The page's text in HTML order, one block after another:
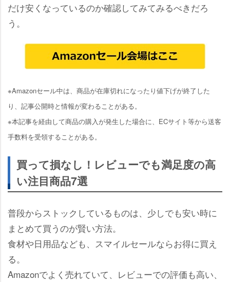
だけ安くなっているのか確認してみてみるべきだろ
う。
※Amazonセール中は、商品が在庫切れになったり値下げが終了した
り、記事公開時と情報が変わることがある。
※本記事を経由して商品の購入が発生した場合に、ECサイト等から送客
手数料を受領することがある。
買って損なし！レビューでも満足度の高
い注目商品7選
普段からストックしているものは、少しでも安い時に
まとめて買うのが賢い方法。
食材や日用品なども、スマイルセールならお得に買え
る。
Amazonでよく売れていて、レビューでの評価も高い、